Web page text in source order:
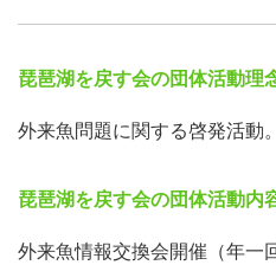
淡水魚比較展示琵琶湖に生息
生まれたばかりのブラックバ
す。
琵琶湖を戻す会の団体活動理
外来魚問題に関する啓発活動。
琵琶湖を戻す会の団体活動内
外来魚情報交換会開催（年一